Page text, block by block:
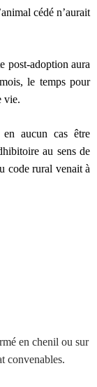
cédé n’aurait
post-adoption aura
le temps pour
vie.
en aucun cas être
au sens de
code rural venait à
en chenil ou sur
convenables.